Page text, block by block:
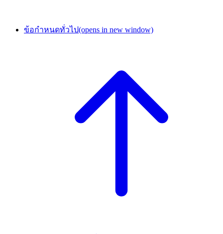
ข้อกำหนดทั่วไป(opens in new window)